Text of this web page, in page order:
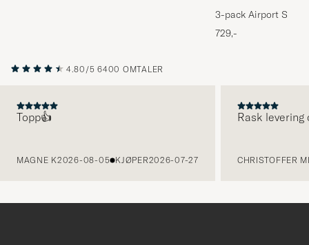
3-pack Airport
Melange
729,-
4.80/5 6400 OMTALER
Topp👍
MAGNE K2026-08-05 KJØPER2026-07-27
Rask
CHRISTOFFER